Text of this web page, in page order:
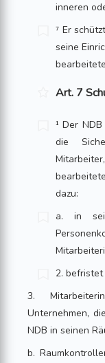
inneren
⁷ Er
seine
Art. 7
¹ Der
die
dazu:
a. in
2.
3.
Unternehmen,
NDB in seinen
b.